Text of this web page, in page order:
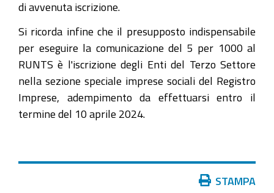
di avvenuta iscrizione.
Si ricorda infine che il presupposto indispensabile
per eseguire la comunicazione del 5 per 1000 al
RUNTS è l'iscrizione degli Enti del Terzo Settore
nella sezione speciale imprese sociali del Registro
Imprese, adempimento da effettuarsi entro il
termine del 10 aprile 2024.
STAMPA